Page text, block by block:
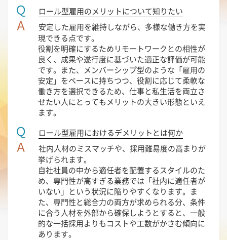
Ｑ ロール型雇用のメリットについて知りたい
Ａ
安定した雇用を維持しながら、多様な働き方を実
現できる点です。
役割を明確にするためリモートワークとの相性が
良く、成果や遂行度に基づいた適正な評価が可能
です。また、メンバーシップ型のような「雇用の
安定」をベースに持ちつつ、役割に応じて柔軟な
働き方を選択できるため、仕事と私生活を両立さ
せたい人にとってもメリットの大きい形態といえ
ます。
Ｑ ロール型雇用におけるデメリットとは何か
Ａ
社内人材のミスマッチや、採用難易度の高まりが
挙げられます。
自社社員の中から適任者を配置するスタイルのた
め、専門性が高すぎる業務では「社内に適任者が
いない」という状況に陥りやすくなります。ま
た、専門性と総合力の両方が求められる分、条件
に合う人材を外部から確保しようとすると、一般
的な一括採用よりもコストや工数がかさむ傾向に
あります。